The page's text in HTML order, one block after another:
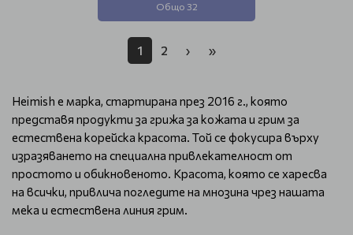
Общо 32
1 2 › »
Heimish е марка, стартирана през 2016 г., която
представя продукти за грижа за кожата и грим за
естествена корейска красота. Той се фокусира върху
изразяването на специална привлекателност от
простото и обикновеното. Красота, която се харесва
на всички, привлича погледите на мнозина чрез нашата
мека и естествена линия грим.